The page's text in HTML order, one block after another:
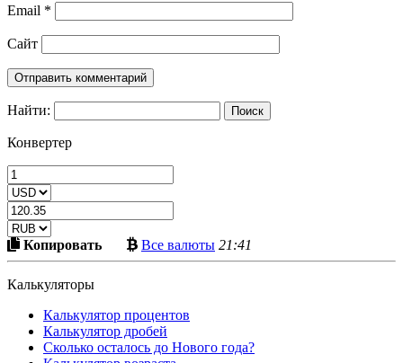
Email *
Сайт
Найти:
Конвертер
КопироватьСкопировать
в
Все валютыБольше
криптовалют
21:41
Калькуляторы
Калькулятор процентов
Калькулятор дробей
Сколько осталось до Нового года?